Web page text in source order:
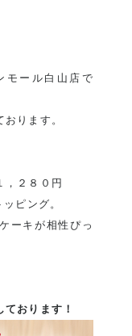
ール白山店で
ります。
，２８０円
ピング。
ーキが相性ぴっ
おります！